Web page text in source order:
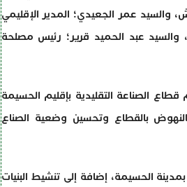
والسيد عمر الجعيدي؛ المدير الإقليمي
والسيد عبد الحميد قرير؛ رئيس مصلحة
الصناعة التقليدية بإقليم الحسيمة
بالقطاع وتحسين وضعية الصناع
الحسيمة، إضافة إلى تنشيط البنيات